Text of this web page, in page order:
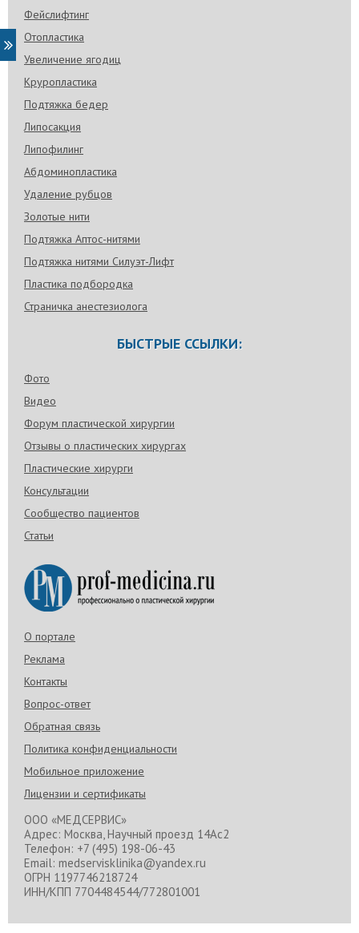
Фейслифтинг
Отопластика
Увеличение ягодиц
Круропластика
Подтяжка бедер
Липосакция
Липофилинг
Абдоминопластика
Удаление рубцов
Золотые нити
Подтяжка Аптос-нитями
Подтяжка нитями Силуэт-Лифт
Пластика подбородка
Страничка анестезиолога
БЫСТРЫЕ ССЫЛКИ:
Фото
Видео
Форум пластической хирургии
Отзывы о пластических хирургах
Пластические хирурги
Консультации
Сообщество пациентов
Статьи
О портале
Реклама
Контакты
Вопрос-ответ
Обратная связь
Политика конфиденциальности
Мобильное приложение
Лицензии и сертификаты
ООО «МЕДСЕРВИС»
Адрес: Москва, Научный проезд 14Ас2
Телефон: +7 (495) 198-06-43
Email: medservisklinika@yandex.ru
ОГРН 1197746218724
ИНН/КПП 7704484544/772801001